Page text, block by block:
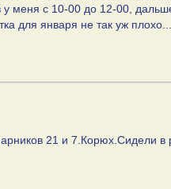
у меня с 10-00 до 12-00,
для января не так уж
21 и 7.Корюх.Сидели в